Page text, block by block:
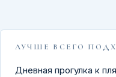
ЛУЧШЕ ВСЕГО
Дневная прогулка к